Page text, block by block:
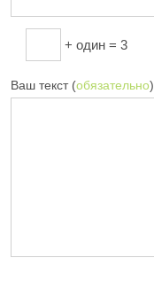
+ один = 3
Ваш текст (обязательно)